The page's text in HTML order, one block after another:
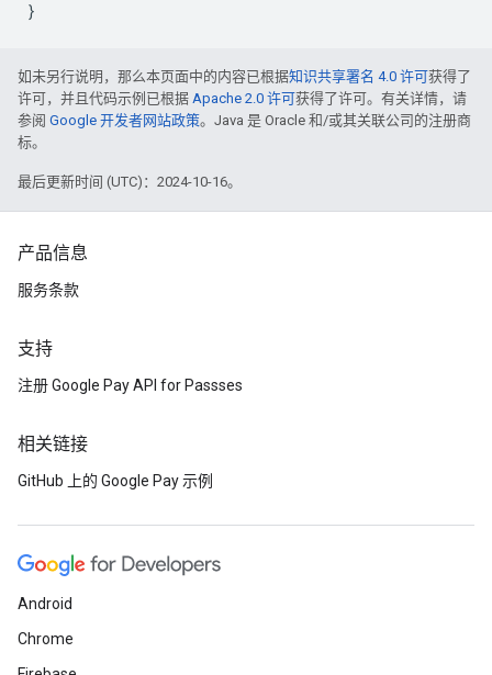
如未另行说明，那么本页面中的内容已根据知识共享署名 4.0 许可获得了
许可，并且代码示例已根据 Apache 2.0 许可获得了许可。有关详情，请
参阅 Google 开发者网站政策。Java 是 Oracle 和/或其关联公司的注册商
标。
最后更新时间 (UTC)：2024-10-16。
产品信息
服务条款
支持
注册 Google Pay API for Passses
相关链接
GitHub 上的 Google Pay 示例
Android
Chrome